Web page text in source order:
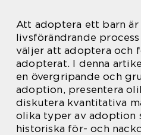
Att adoptera ett barn
livsförändrande
väljer att adoptera och
adopterat. I denna
en övergripande och
adoption, presentera
diskutera kvantitativa
olika typer av adoption
historiska för- och